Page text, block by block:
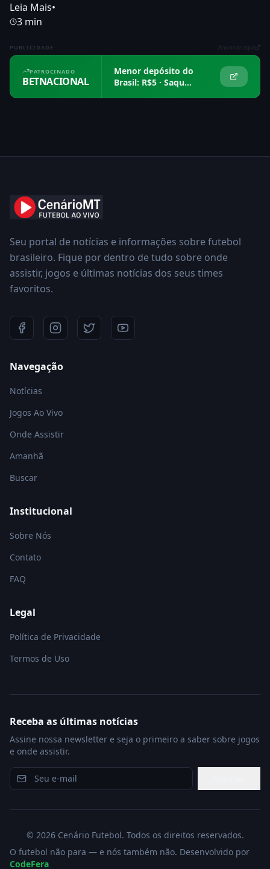
Leia Mais•
3 min
PUBLICIDADE Anunciar aqui
PATROCINADO
BETNACIONAL
Menor depósito do
Brasil: R$5 · Saque
Seu portal de notícias e informações sobre futebol
brasileiro. Fique por dentro de tudo sobre onde
assistir, jogos e últimas notícias dos seus times
favoritos.
Navegação
Notícias
Jogos Ao Vivo
Onde Assistir
Amanhã
Buscar
Institucional
Sobre Nós
Contato
FAQ
Legal
Política de Privacidade
Termos de Uso
Receba as últimas notícias
Assine nossa newsletter e seja o primeiro a saber sobre jogos
e onde assistir.
© 2026Cenário Futebol. Todos os direitos reservados.
O futebol não para — e nós também não. Desenvolvido por
CodeFera